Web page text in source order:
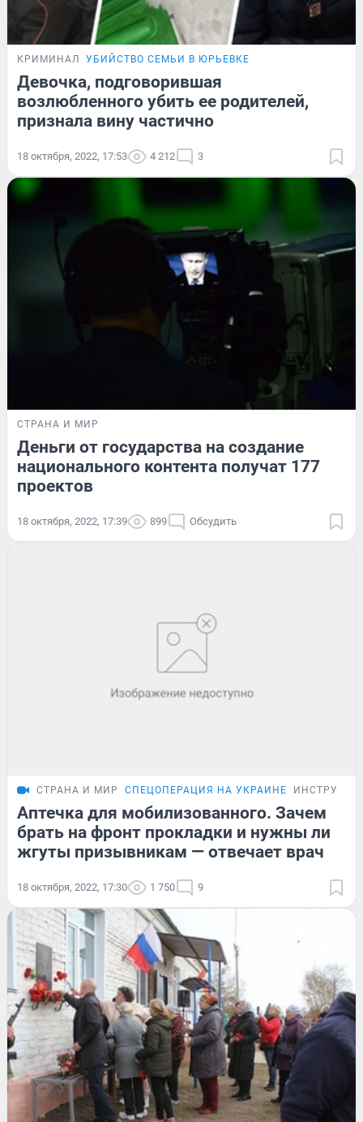
КРИМИНАЛ УБИЙСТВО СЕМЬИ В ЮРЬЕВКЕ
Девочка, подговорившая
возлюбленного убить ее родителей,
признала вину частично
18 октября, 2022, 17:53 4 212 3
СТРАНА И МИР
Деньги от государства на создание
национального контента получат 177
проектов
18 октября, 2022, 17:39 899 Обсудить
СТРАНА И МИР СПЕЦОПЕРАЦИЯ НА УКРАИНЕ
Аптечка для мобилизованного. Зачем
брать на фронт прокладки и нужны ли
жгуты призывникам — отвечает врач
18 октября, 2022, 17:30 1 750 9